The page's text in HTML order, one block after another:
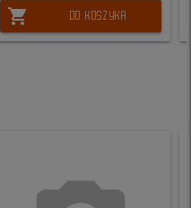
shopping_cart DO KOSZYKA